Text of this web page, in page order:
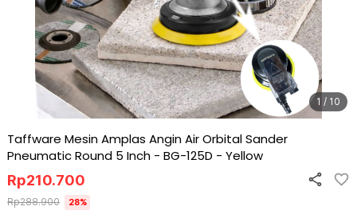
1 / 10
Taffware Mesin Amplas Angin Air Orbital Sander
Pneumatic Round 5 Inch - BG-125D - Yellow
Rp210.700
Rp288.900 28%